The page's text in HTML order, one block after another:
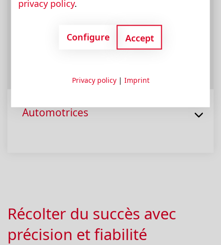
Automotrices
Récolter du succès avec
précision et fiabilité
privacy policy.
Configure Accept
Privacy policy| Imprint